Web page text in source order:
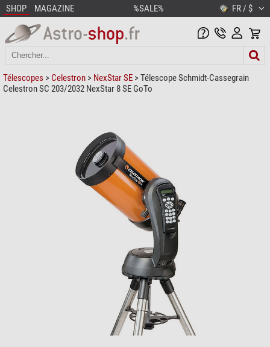
SHOP MAGAZINE %SALE% FR / $
Télescopes > Celestron > NexStar SE > Télescope Schmidt-Cassegrain
Celestron SC 203/2032 NexStar 8 SE GoTo